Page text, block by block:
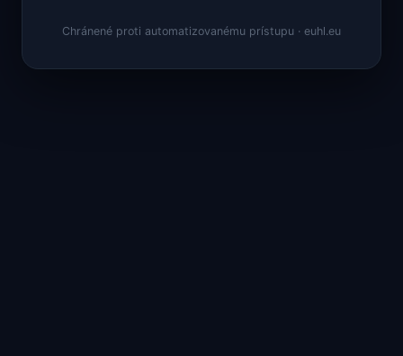
Chránené proti automatizovanému prístupu · euhl.eu